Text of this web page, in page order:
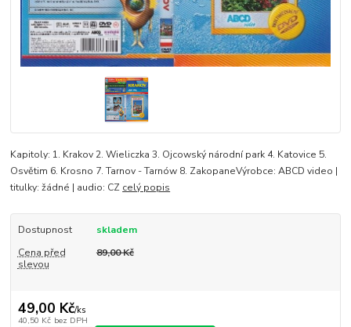
Kapitoly: 1. Krakov 2. Wieliczka 3. Ojcowský národní park 4. Katovice 5.
Osvětim 6. Krosno 7. Tarnov - Tarnów 8. ZakopaneVýrobce: ABCD video |
titulky: žádné | audio: CZ celý popis
Dostupnost
skladem
Cena před
slevou
89,00 Kč
49,00 Kč/ks
40,50 Kč bez DPH